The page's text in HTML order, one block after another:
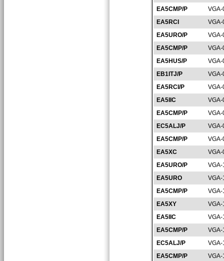
EA5CMP/P
EA5RCI
EA5URO/P
EA5CMP/P
EA5HUS/P
EB1ITJ/P
EA5RCI/P
EA5IIC
EA5CMP/P
EC5ALJ/P
EA5CMP/P
EA5XC
EA5URO/P
EA5URO
EA5CMP/P
EA5XY
EA5IIC
EA5CMP/P
EC5ALJ/P
EA5CMP/P